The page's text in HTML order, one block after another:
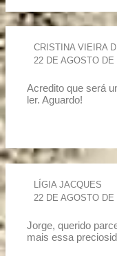
CRISTINA VIEIRA
22 DE AGOSTO
Acredito que será
ler. Aguardo!
LÍGIA JACQUES
22 DE AGOSTO
Jorge, querido
mais essa